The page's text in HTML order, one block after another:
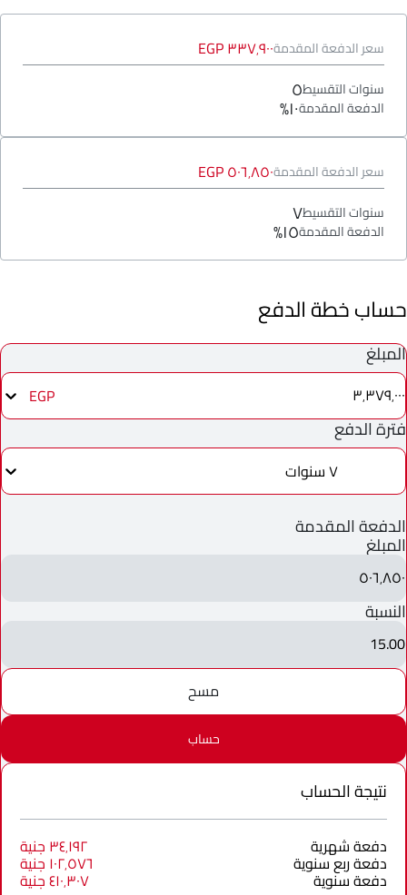
سعر الدفعة المقدمة٣٣٧٬٩٠٠ EGP
سنوات التقسيط٥
الدفعة المقدمة١٠%
سعر الدفعة المقدمة٥٠٦٬٨٥٠ EGP
سنوات التقسيط٧
الدفعة المقدمة١٥%
حساب خطة الدفع
المبلغ
٣٬٣٧٩٬٠٠٠ EGP
فترة الدفع
٧ سنوات
الدفعة المقدمة
المبلغ
٥٠٦٬٨٥٠
النسبة
15.00
مسح
حساب
نتيجة الحساب
دفعة شهرية ٣٤٬١٩٢ جنية
دفعة ربع سنوية ١٠٢٬٥٧٦ جنية
دفعة سنوية ٤١٠٬٣٠٧ جنية